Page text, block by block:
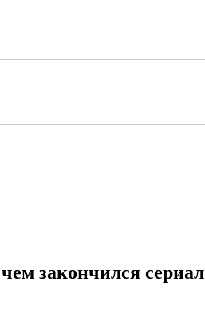
закончился сериал